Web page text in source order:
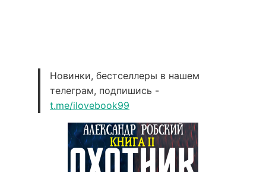
Новинки, бестселлеры в нашем
телеграм, подпишись -
t.me/ilovebook99